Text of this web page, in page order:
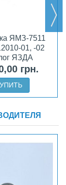
ЯМЗ-7511
01, -02
ЯЗДА
грн.